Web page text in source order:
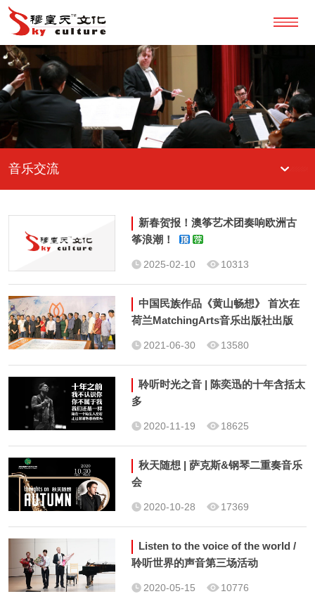
音乐交流
新春贺报！澳筝艺术团奏响欧洲古
筝浪潮！
2025-02-10 10313
中国民族作品《黄山畅想》 首次在
荷兰MatchingArts音乐出版社出版
2021-06-30 13580
聆听时光之音 | 陈奕迅的十年含括太
多
2020-11-19 18625
秋天随想 | 萨克斯&钢琴二重奏音乐
会
2020-10-28 17369
Listen to the voice of the world /
聆听世界的声音第三场活动
2020-05-15 10776